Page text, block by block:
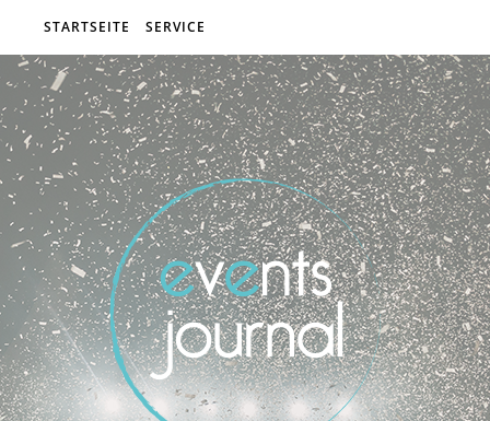
STARTSEITE SERVICE